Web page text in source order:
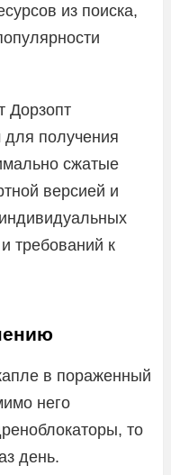
из поиска,
Дорзопт
получения
сжатые
версией и
требований к
в пораженный
него
то
день.